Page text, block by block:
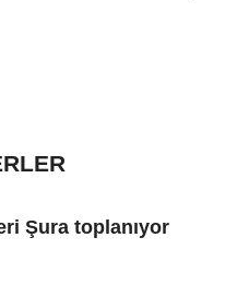
Şura toplanıyor